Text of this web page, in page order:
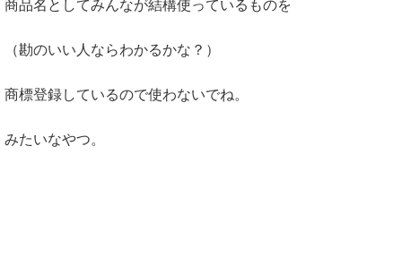
商品名としてみんなが結構使っているものを
（勘のいい人ならわかるかな？）
商標登録しているので使わないでね。
みたいなやつ。